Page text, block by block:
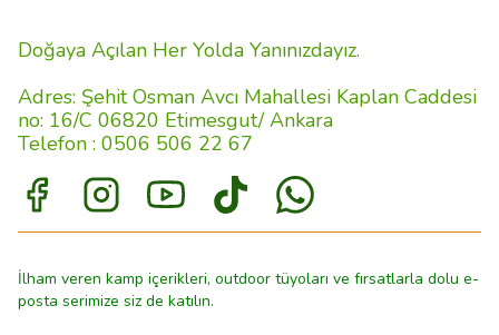
Doğaya Açılan Her Yolda Yanınızdayız.
Adres: Şehit Osman Avcı Mahallesi Kaplan Caddesi
no: 16/C 06820 Etimesgut/ Ankara
Telefon : 0506 506 22 67
İlham veren kamp içerikleri, outdoor tüyoları ve fırsatlarla dolu e-
posta serimize siz de katılın.